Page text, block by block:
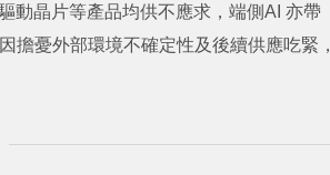
動晶片等產品均供不應求，端側AI 亦帶
擔憂外部環境不確定性及後續供應吃緊，